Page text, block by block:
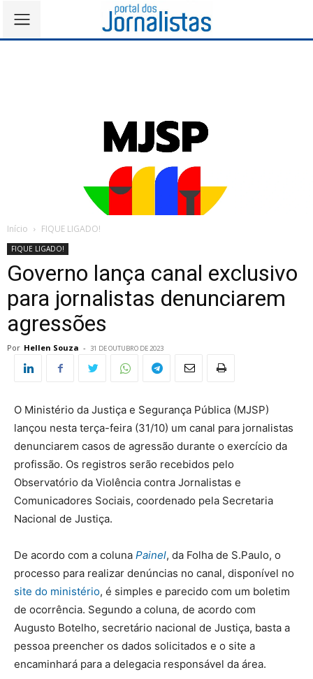
Início FIQUE LIGADO!
FIQUE LIGADO!
Governo lança canal exclusivo
para jornalistas denunciarem
agressões
Por Hellen Souza - 31 DE OUTUBRO DE 2023
O Ministério da Justiça e Segurança Pública (MJSP)
lançou nesta terça-feira (31/10) um canal para jornalistas
denunciarem casos de agressão durante o exercício da
profissão. Os registros serão recebidos pelo
Observatório da Violência contra Jornalistas e
Comunicadores Sociais, coordenado pela Secretaria
Nacional de Justiça.
De acordo com a coluna Painel, da Folha de S.Paulo, o
processo para realizar denúncias no canal, disponível no
site do ministério, é simples e parecido com um boletim
de ocorrência. Segundo a coluna, de acordo com
Augusto Botelho, secretário nacional de Justiça, basta a
pessoa preencher os dados solicitados e o site a
encaminhará para a delegacia responsável da área.